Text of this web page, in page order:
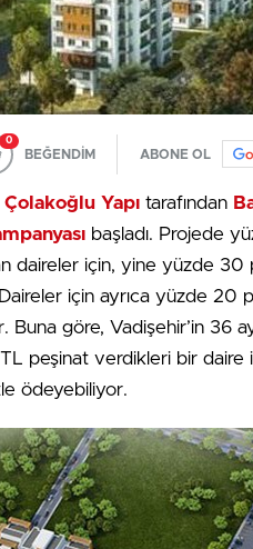
0
BEĞENDİM ABONE OL
Yapı tarafından
başladı. Projede
daireler için, yine yüzde 30
için ayrıca yüzde 20
Buna göre, Vadişehir’in 36
peşinat verdikleri bir daire
ödeyebiliyor.